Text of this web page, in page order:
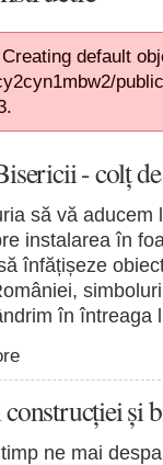
default
- colț
să vă aducem
instalarea în
înfățișeze
în întreaga
și
ne mai